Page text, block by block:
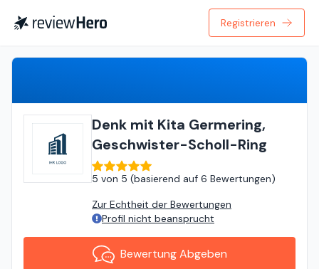
Registrieren
Denk mit Kita Germering,
Geschwister-Scholl-Ring
5 von 5 (basierend auf 6 Bewertungen)
Zur Echtheit der Bewertungen
Profil nicht beansprucht
Bewertung Abgeben